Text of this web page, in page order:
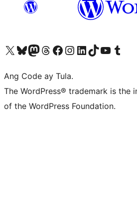
Visit our X (formerly Twitter) account
Bisitahin ang aming Bluesky account
Visit our Mastodon account
Bisitahin ang aming Threads account
Visit our Facebook page
Visit our Instagram account
Visit our LinkedIn account
Bisitahin ang aming TikTok account
Visit our YouTube channel
Bisitahin ang aming
Ang Code ay Tula.
The WordPress® trademark is the
of the WordPress Foundation.